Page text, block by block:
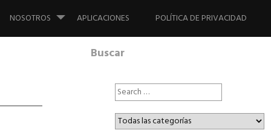
NOSOTROS APLICACIONES POLÍTICA DE PRIVACIDAD
Buscar